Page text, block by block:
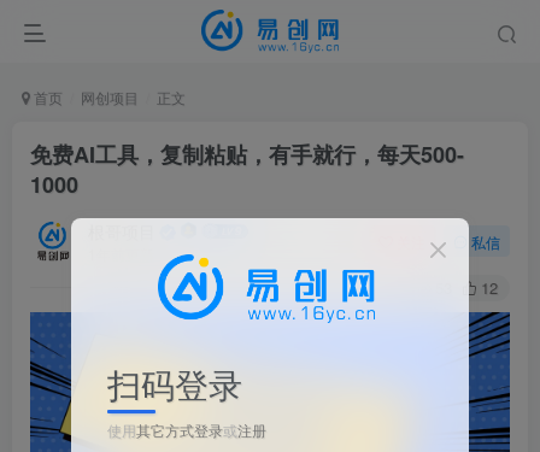
首页 网创项目 正文
免费AI工具，复制粘贴，有手就行，每天500-
1000
私信
12
扫码登录
使用其它方式登录或注册